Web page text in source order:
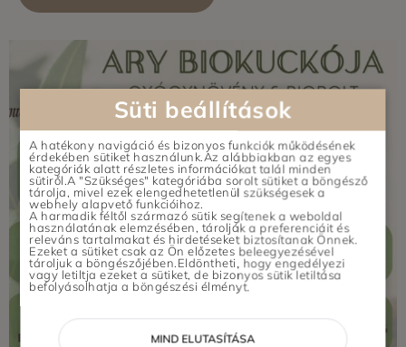
Süti beállítások
A hatékony navigáció és bizonyos funkciók működésének
érdekében sütiket használunk.Az alábbiakban az egyes
kategóriák alatt részletes információkat talál minden
sütiről.A "Szükséges" kategóriába sorolt sütiket a böngésző
tárolja, mivel ezek elengedhetetlenül szükségesek a
webhely alapvető funkcióihoz.
A harmadik féltől származó sütik segítenek a weboldal
használatának elemzésében, tárolják a preferenciáit és
releváns tartalmakat és hirdetéseket biztosítanak Önnek.
Ezeket a sütiket csak az Ön előzetes beleegyezésével
tároljuk a böngészőjében.Eldöntheti, hogy engedélyezi
vagy letiltja ezeket a sütiket, de bizonyos sütik letiltása
befolyásolhatja a böngészési élményt.
MIND ELUTASÍTÁSA